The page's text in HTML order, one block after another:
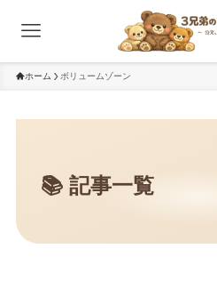
ホーム ボリュームゾーン